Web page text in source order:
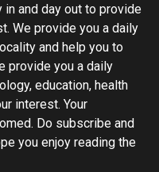
and day out to provide
We provide you a daily
and help you to
provide you a daily
education, health
interest. Your
Do subscribe and
you enjoy reading the